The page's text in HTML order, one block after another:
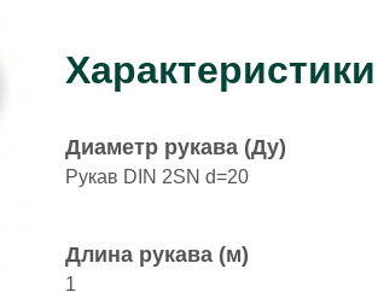
Характеристики
Диаметр рукава (Ду)
Рукав DIN 2SN d=20
Длина рукава (м)
1